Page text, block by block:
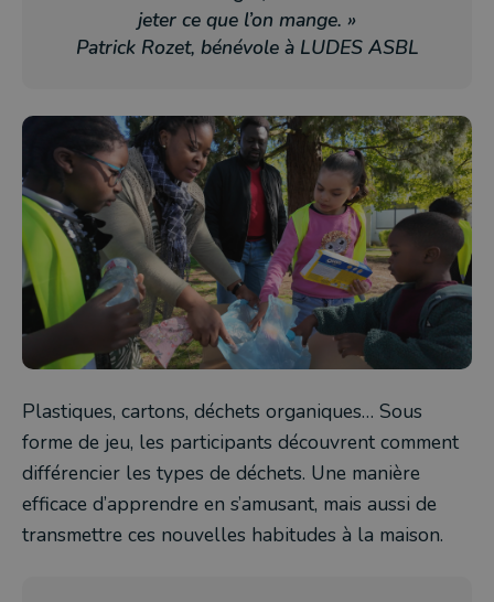
jeter ce que l’on mange. »
Patrick Rozet, bénévole à LUDES ASBL
Plastiques, cartons, déchets organiques… Sous
forme de jeu, les participants découvrent comment
différencier les types de déchets. Une manière
efficace d’apprendre en s’amusant, mais aussi de
transmettre ces nouvelles habitudes à la maison.